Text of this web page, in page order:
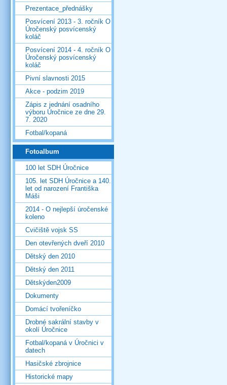
Prezentace_přednášky
Posvícení 2013 - 3. ročník O
Úročenský posvícenský
koláč
Posvícení 2014 - 4. ročník O
Úročenský posvícenský
koláč
Pivní slavnosti 2015
Akce - podzim 2019
Zápis z jednání osadního
výboru Úročnice ze dne 29.
7. 2020
Fotbal/kopaná
Fotoalbum
100 let SDH Úročnice
105. let SDH Úročnice a 140.
let od narození Františka
Máši
2014 - O nejlepší úročenské
koleno
Cvičiště vojsk SS
Den otevřených dveří 2010
Dětský den 2010
Dětský den 2011
Dětskýden2009
Dokumenty
Domácí tvořeníčko
Drobné sakrální stavby v
okolí Úročnice
Fotbal/kopaná v Úročnici v
datech
Hasičské zbrojnice
Historické mapy